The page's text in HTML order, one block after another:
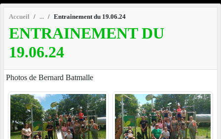
Accueil Entrainement du 19.06.24
ENTRAINEMENT DU
19.06.24
Photos de Bernard Batmalle